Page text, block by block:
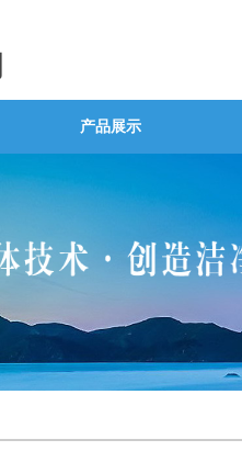
产品展示